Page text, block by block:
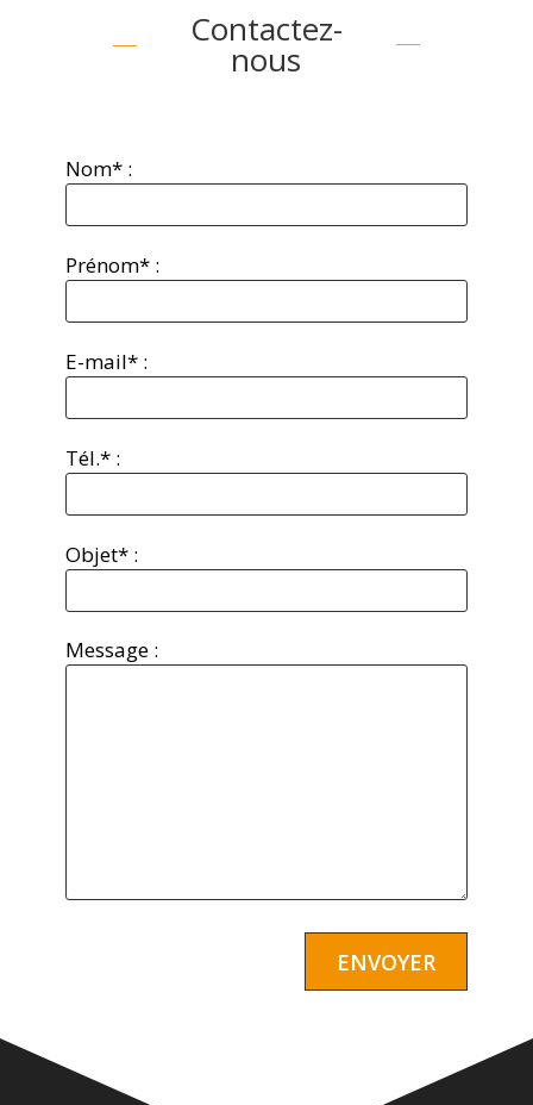
Contactez-
nous
Nom* :
Prénom* :
E-mail* :
Tél.* :
Objet* :
Message :